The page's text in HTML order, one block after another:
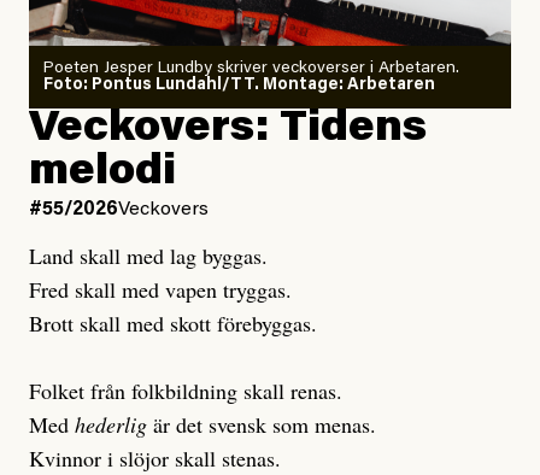
Publicerad6 August, 2026
Uppdaterad7 August, 2026
Joel Kellgren
Publicerad3 August, 2026
Uppdaterad3 August, 2026
Poeten Jesper Lundby skriver veckoverser i Arbetaren.
Foto: Pontus Lundahl/TT. Montage: Arbetaren
Veckovers: Tidens
melodi
#55/2026Veckovers
Land skall med lag byggas.
Fred skall med vapen tryggas.
Brott skall med skott förebyggas.
Folket från folkbildning skall renas.
Med hederlig är det svensk som menas.
Kvinnor i slöjor skall stenas.